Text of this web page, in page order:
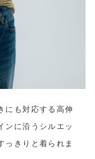
にも対応する高伸
ンに沿うシルエッ
っきりと着られま